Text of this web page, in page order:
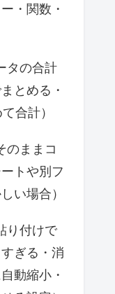
・関数・
タの合計
とめる・
合計）
のままコ
トや別フ
い場合）
り付けで
ぎる・消
動縮小・